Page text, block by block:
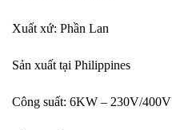
Xuất xứ: Phần Lan
Sản xuất tại Philippines
Công suất: 6KW – 230V/400V